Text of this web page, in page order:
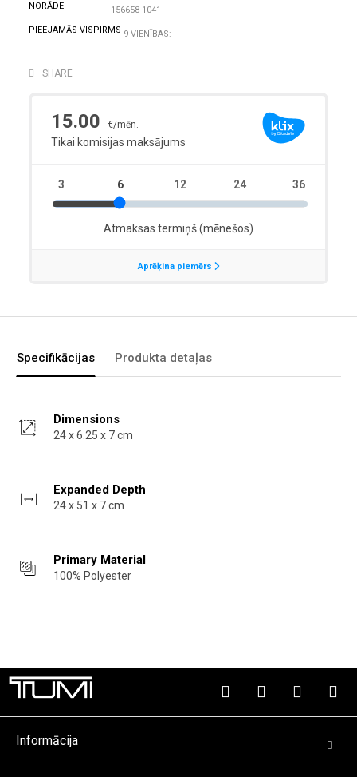
NORĀDE
156658-1041
PIEEJAMĀS VISPIRMS 9 VIENĪBAS:
SHARE
Specifikācijas Produkta detaļas
Dimensions
24 x 6.25 x 7 cm
Expanded Depth
24 x 51 x 7 cm
Primary Material
100% Polyester
Informācija